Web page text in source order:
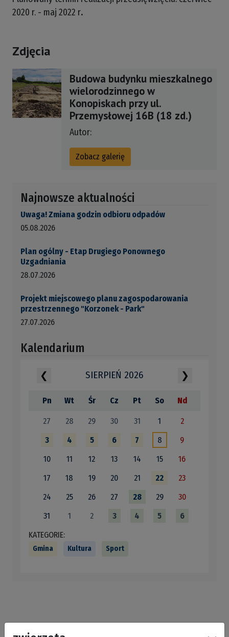
2020 r. - maj 2022 r.
Zdjęcia
Budowa budynku mieszkalnego
wielorodzinnego w
Konopiskach przy ul.
Przemysłowej 16B (18 zd.)
Autor:
Zobacz galerię
Budowa budynku mieszkalnego
Najnowsze aktualności
Uwaga! Zmiana godzin odbioru odpadów
05.08.2026
Plan ogólny - Etap Drugiego Ponownego
Uzgadniania
28.07.2026
Projekt miejscowego planu zagospodarowania
przestrzennego "Korzonek - Park"
27.07.2026
Kalendarium
❮ ❯
SIERPIEŃ 2026
Pn Wt Śr Cz Pt So Nd
27 28 29 30 31 1
2
3
4 5 6 7 8
9
10
11 12 13 14 15
16
17
18 19 20 21 22
23
24
25 26 27 28 29
30
31
1 2 3 4 5
6
KATEGORIE:
Gmina Kultura Sport